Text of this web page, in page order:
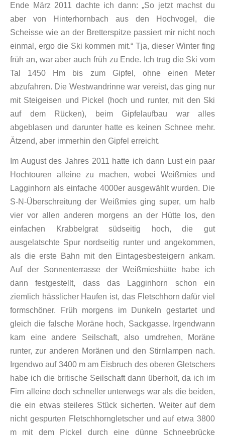
Ende März 2011 dachte ich dann: „So jetzt machst du
aber von Hinterhornbach aus den Hochvogel, die
Scheisse wie an der Bretterspitze passiert mir nicht noch
einmal, ergo die Ski kommen mit.“ Tja, dieser Winter fing
früh an, war aber auch früh zu Ende. Ich trug die Ski vom
Tal 1450 Hm bis zum Gipfel, ohne einen Meter
abzufahren. Die Westwandrinne war vereist, das ging nur
mit Steigeisen und Pickel (hoch und runter, mit den Ski
auf dem Rücken), beim Gipfelaufbau war alles
abgeblasen und darunter hatte es keinen Schnee mehr.
Ätzend, aber immerhin den Gipfel erreicht.
Im August des Jahres 2011 hatte ich dann Lust ein paar
Hochtouren alleine zu machen, wobei Weißmies und
Lagginhorn als einfache 4000er ausgewählt wurden. Die
S-N-Überschreitung der Weißmies ging super, um halb
vier vor allen anderen morgens an der Hütte los, den
einfachen Krabbelgrat südseitig hoch, die gut
ausgelatschte Spur nordseitig runter und angekommen,
als die erste Bahn mit den Eintagesbesteigern ankam.
Auf der Sonnenterrasse der Weißmieshütte habe ich
dann festgestellt, dass das Lagginhorn schon ein
ziemlich hässlicher Haufen ist, das Fletschhorn dafür viel
formschöner. Früh morgens im Dunkeln gestartet und
gleich die falsche Moräne hoch, Sackgasse. Irgendwann
kam eine andere Seilschaft, also umdrehen, Moräne
runter, zur anderen Moränen und den Stirnlampen nach.
Irgendwo auf 3400 m am Eisbruch des oberen Gletschers
habe ich die britische Seilschaft dann überholt, da ich im
Firn alleine doch schneller unterwegs war als die beiden,
die ein etwas steileres Stück sicherten. Weiter auf dem
nicht gespurten Fletschhorngletscher und auf etwa 3800
m mit dem Pickel durch eine dünne Schneebrücke